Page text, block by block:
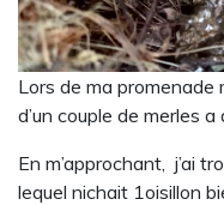
Lors de ma promenade
d’un couple de merles
En m’approchant, j’ai
lequel nichait 1oisillon